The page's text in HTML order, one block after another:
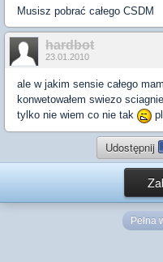
Musisz pobrać całego CSDM
hardbot
23.01.2010
ale w jakim sensie całego
konwetowałem swiezo
tylko nie wiem co nie tak
Udostępnij
Pełna